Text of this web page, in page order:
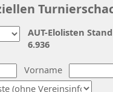
Vorname
AUT-Elolisten
6.936